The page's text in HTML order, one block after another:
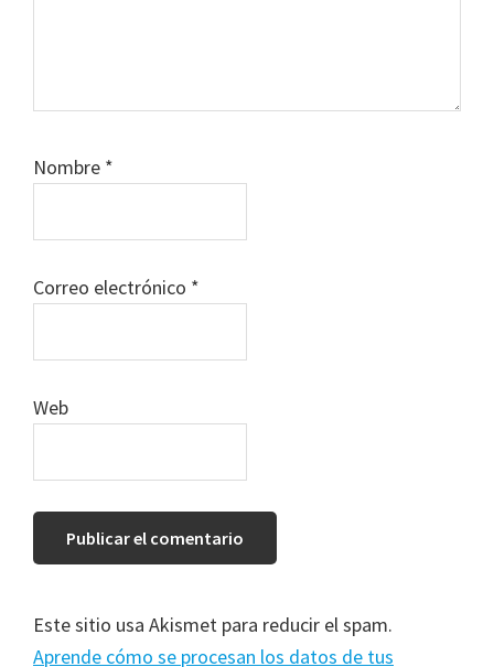
Nombre *
Correo electrónico *
Web
Este sitio usa Akismet para reducir el spam.
Aprende cómo se procesan los datos de tus